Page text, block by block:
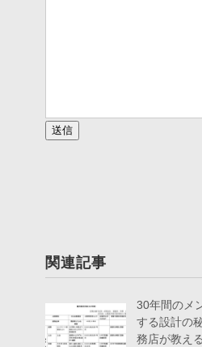
このフィールドは空のまま
関連記事
30年間のメ
する設計の
務店が教え